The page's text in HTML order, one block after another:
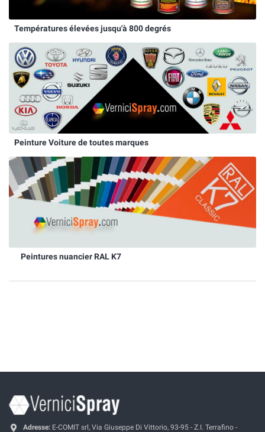
Températures élevées jusqu'à 800 degrés
Peinture Voiture de toutes marques
Peintures nuancier RAL K7
Adresse: E-COMIT srl, Via Giuseppe Di Vittorio, 93-95 - Z.I. Terrafino -